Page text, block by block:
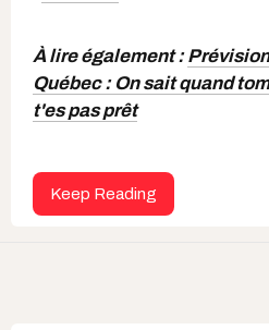
À lire également :
Québec : On sait quand
t'es pas prêt
Keep Reading